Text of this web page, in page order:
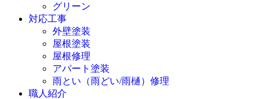
グリーン
対応工事
外壁塗装
屋根塗装
屋根修理
アパート塗装
雨とい（雨どい/雨樋）修理
職人紹介